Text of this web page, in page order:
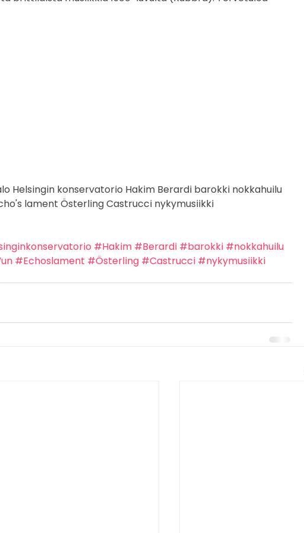
Helsingin konservatorio Hakim Berardi barokki nokkahuilu
lament Österling Castrucci nykymusiikki
#Hakim #Berardi #barokki #nokkahuilu
#Echoslament #Österling #Castrucci #nykymusiikki